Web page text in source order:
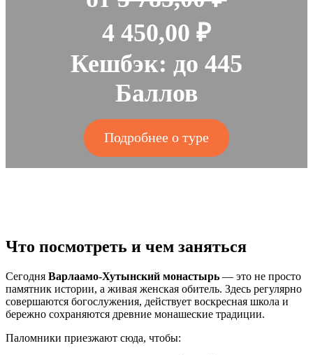
Первоначальная
цена
составляла
5
785,00 ₽.
4 450,00 ₽Текущая
цена:
450,00 ₽.
Кешбэк: до 445
Баллов
Подробнее о туре
Что посмотреть и чем заняться
Сегодня Варлаамо-Хутынский монастырь — это не просто
памятник истории, а живая женская обитель. Здесь регулярно
совершаются богослужения, действует воскресная школа и
бережно сохраняются древние монашеские традиции.
Паломники приезжают сюда, чтобы: